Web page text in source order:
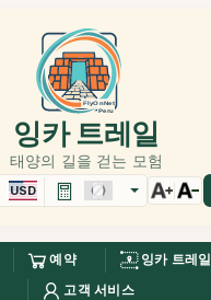
잉카 트레일
태양의 길을 걷는 모험
USD
예약 잉카 트레일
고객 서비스